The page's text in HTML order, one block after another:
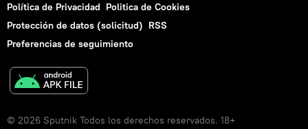
Política de Privacidad Politica de Cookies
Protección de datos (solicitud) RSS
Preferencias de seguimiento
© 2026 Sputnik Todos los derechos reservados. 18+